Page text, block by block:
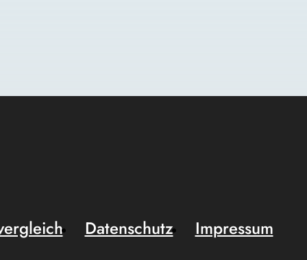
Datenschutz
Impressum